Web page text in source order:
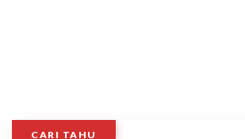
CARI TAHU